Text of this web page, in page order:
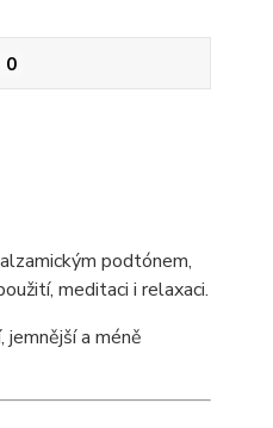
0
podtónem,
meditaci i relaxaci.
a méně